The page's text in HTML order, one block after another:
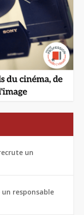
un
responsable